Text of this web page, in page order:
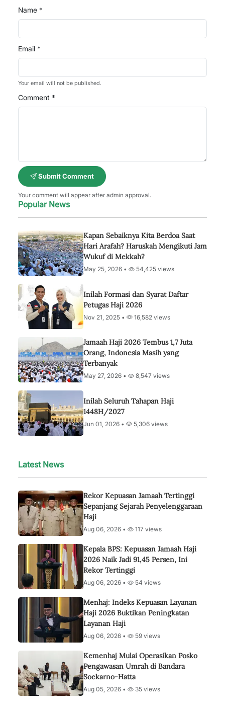
Name *
Email *
Your email will not be published.
Comment *
Submit Comment
Your comment will appear after admin approval.
Popular News
Kapan Sebaiknya Kita Berdoa Saat
Hari Arafah? Haruskah Mengikuti Jam
Wukuf di Mekkah?
May 25, 2026 • 54,425 views
Inilah Formasi dan Syarat Daftar
Petugas Haji 2026
Nov 21, 2025 • 16,582 views
Jamaah Haji 2026 Tembus 1,7 Juta
Orang, Indonesia Masih yang
Terbanyak
May 27, 2026 • 8,547 views
Inilah Seluruh Tahapan Haji
1448H/2027
Jun 01, 2026 • 5,306 views
Latest News
Rekor Kepuasan Jamaah Tertinggi
Sepanjang Sejarah Penyelenggaraan
Haji
Aug 06, 2026 • 117 views
Kepala BPS: Kepuasan Jamaah Haji
2026 Naik Jadi 91,45 Persen, Ini
Rekor Tertinggi
Aug 06, 2026 • 54 views
Menhaj: Indeks Kepuasan Layanan
Haji 2026 Buktikan Peningkatan
Layanan Haji
Aug 06, 2026 • 59 views
Kemenhaj Mulai Operasikan Posko
Pengawasan Umrah di Bandara
Soekarno-Hatta
Aug 05, 2026 • 35 views